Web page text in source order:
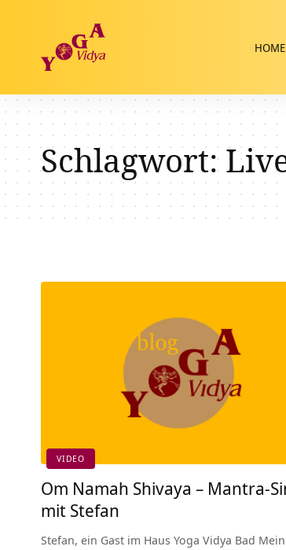
HOME
Schlagwort:
VIDEO
Om Namah Shivaya – Mantra-
mit Stefan
Stefan, ein Gast im Haus Yoga Vidya Bad